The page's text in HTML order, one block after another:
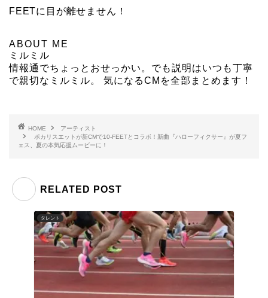
FEETに目が離せません！
ABOUT ME
ミルミル
情報通でちょっとおせっかい。でも説明はいつも丁寧
で親切なミルミル。 気になるCMを全部まとめます！
HOME
アーティスト
ポカリスエットが新CMで10-FEETとコラボ！新曲『ハローフィクサー』が夏フ
ェス、夏の本気応援ムービーに！
RELATED POST
タレント